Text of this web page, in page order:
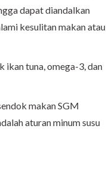
dapat diandalkan
kesulitan makan atau
ikan tuna, omega-3, dan
makan SGM
aturan minum susu